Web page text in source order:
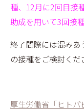
種、12月に2回目接
助成を用いて3回接種
終了間際には混みあ
の接種をご検討くだ
厚生労働省「ヒトパ